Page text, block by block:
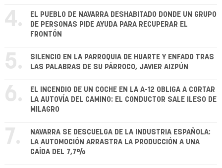
4.
EL PUEBLO DE NAVARRA DESHABITADO DONDE UN GRUPO
DE PERSONAS PIDE AYUDA PARA RECUPERAR EL
FRONTÓN
5.
SILENCIO EN LA PARROQUIA DE HUARTE Y ENFADO TRAS
LAS PALABRAS DE SU PÁRROCO, JAVIER AIZPÚN
6.
EL INCENDIO DE UN COCHE EN LA A-12 OBLIGA A CORTAR
LA AUTOVÍA DEL CAMINO: EL CONDUCTOR SALE ILESO DE
MILAGRO
7.
NAVARRA SE DESCUELGA DE LA INDUSTRIA ESPAÑOLA:
LA AUTOMOCIÓN ARRASTRA LA PRODUCCIÓN A UNA
CAÍDA DEL 7,7%